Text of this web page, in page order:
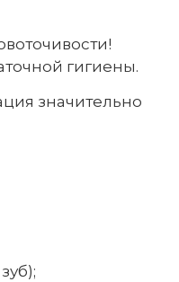
гигиены.
значительно